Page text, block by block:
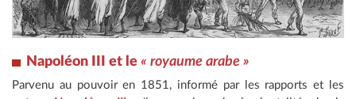
Napoléon III et le « royaume arabe »
Parvenu au pouvoir en 1851, informé par les rapports et les